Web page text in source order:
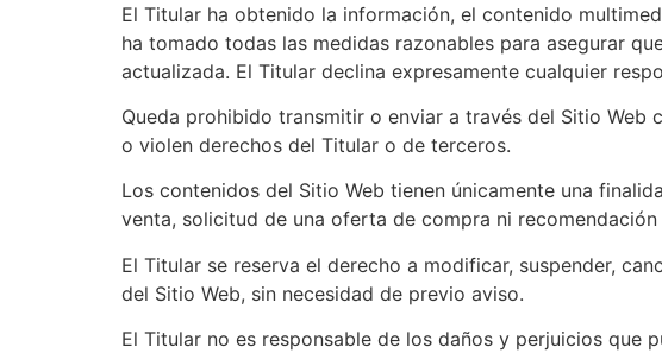
El Titular ha obtenido la información, el contenido
ha tomado todas las medidas razonables para asegurar
actualizada. El Titular declina expresamente cualquier
Queda prohibido transmitir o enviar a través del Sitio
o violen derechos del Titular o de terceros.
Los contenidos del Sitio Web tienen únicamente una
venta, solicitud de una oferta de compra ni
El Titular se reserva el derecho a modificar, suspender,
del Sitio Web, sin necesidad de previo aviso.
El Titular no es responsable de los daños y perjuicios que